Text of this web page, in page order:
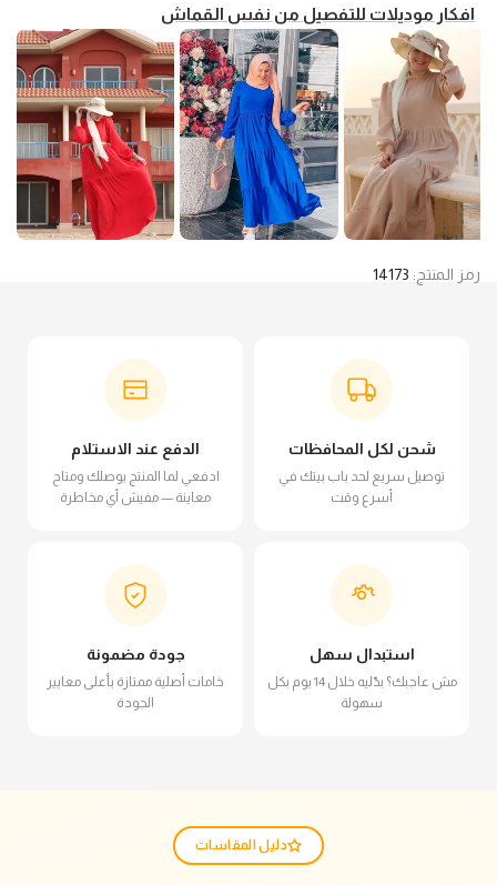
افكار موديلات للتفصيل من نفس القماش
رمز المنتج: 14173
شحن لكل المحافظات
توصيل سريع لحد باب بيتك في
أسرع وقت
الدفع عند الاستلام
ادفعي لما المنتج يوصلك ومتاح
معاينة — مفيش أي مخاطرة
استبدال سهل
مش عاجبك؟ بدّليه خلال 14 يوم بكل
سهولة
جودة مضمونة
خامات أصلية ممتازة بأعلى معايير
الجودة
دليل المقاسات